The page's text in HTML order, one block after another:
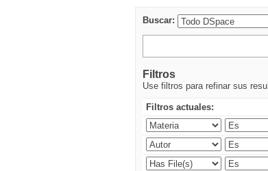
Buscar:
Filtros
Use filtros para refinar sus
Filtros actuales: